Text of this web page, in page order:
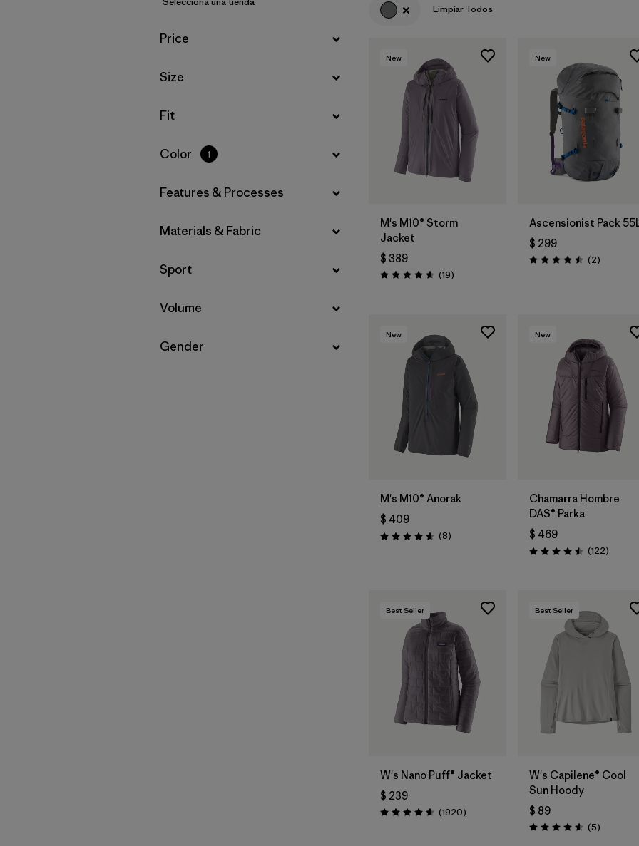
Filtrar por
Sport
Filtrar por
Volume
Filtrar por
Gender
Filtrar por
Price
Filtrar por
Size
Filtrar por
Fit
Filtrar por
Color 1
Filtrar por
Features & Processes
Filtrar por
Materials & Fabric
Filtrar por
Sport
Filtrar por
Volume
Filtrar por
Gender
Limpiar Todos
New
M's M10® Storm
Jacket
$ 389
Valoración: 4.7 / 5
(19Comentarios
)
New
Ascensionist Pack
$ 299
Valoración: 4.5 / 5
(2)
New
M's M10® Anorak
$ 409
Valoración: 4.6 / 5
(8Comentarios
)
New
Chamarra Hombre
DAS® Parka
$ 469
Valoración: 4.5 / 5
(122)
Best Seller
W's Nano Puff® Jacket
$ 239
Valoración: 4.6 / 5
(1920Comentarios
)
Best Seller
W's Capilene® Cool
Sun Hoody
$ 89
Valoración: 4.6 / 5
(5)